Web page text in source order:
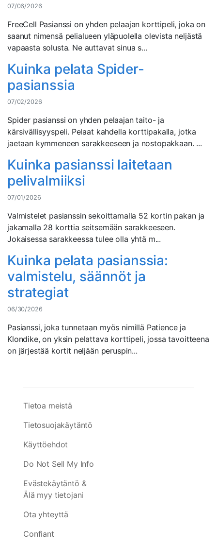
07/06/2026
FreeCell Pasianssi on yhden pelaajan korttipeli, joka on
saanut nimensä pelialueen yläpuolella olevista neljästä
vapaasta solusta. Ne auttavat sinua s...
Kuinka pelata Spider-
pasianssia
07/02/2026
Spider pasianssi on yhden pelaajan taito- ja
kärsivällisyyspeli. Pelaat kahdella korttipakalla, jotka
jaetaan kymmeneen sarakkeeseen ja nostopakkaan. ...
Kuinka pasianssi laitetaan
pelivalmiiksi
07/01/2026
Valmistelet pasianssin sekoittamalla 52 kortin pakan ja
jakamalla 28 korttia seitsemään sarakkeeseen.
Jokaisessa sarakkeessa tulee olla yhtä m...
Kuinka pelata pasianssia:
valmistelu, säännöt ja
strategiat
06/30/2026
Pasianssi, joka tunnetaan myös nimillä Patience ja
Klondike, on yksin pelattava korttipeli, jossa tavoitteena
on järjestää kortit neljään peruspin...
Tietoa meistä
Tietosuojakäytäntö
Käyttöehdot
Do Not Sell My Info
Evästekäytäntö &
Älä myy tietojani
Ota yhteyttä
Confiant